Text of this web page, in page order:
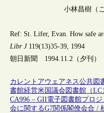
小林昌樹（
Ref: St. Lifer, Evan. How safe
Libr J119(13)35-39, 1994
朝日新聞 1994.11.2（夕刊）
カレントアウェアネス公共図
書館経営米国議会図書館（LC
CA996 – GII電子図書館プロ
会に関するG7関係閣僚会合 /